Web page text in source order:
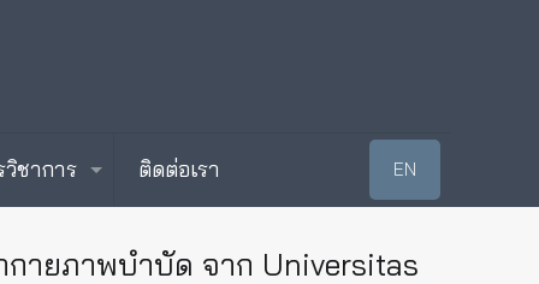
วิชาการ ติดต่อเรา EN
ายภาพบำบัด จาก Universitas